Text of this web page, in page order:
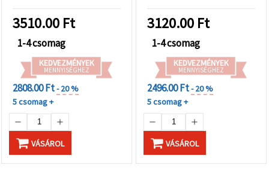
3510.00 Ft
1-4 csomag
KEDVEZMÉNYEK
MENNYISÉGHEZ
2808.00 Ft- 20 %
5 csomag +
VÁSÁROL
3120.00 Ft
1-4 csomag
KEDVEZMÉNYEK
MENNYISÉGHEZ
2496.00 Ft- 20 %
5 csomag +
VÁSÁROL